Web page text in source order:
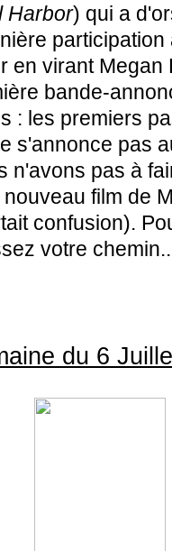
Harbor) qui a
en virant Megan
bande-
: les premiers
s'annonce pas
n'avons pas à
film de
confusion).
votre
du 6